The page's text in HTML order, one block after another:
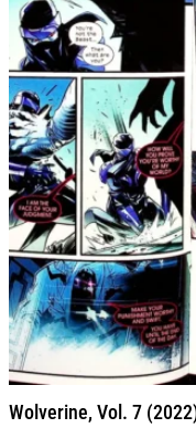
Wolverine, Vol. 7